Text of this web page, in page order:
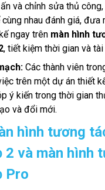
và chỉnh sửa thủ
nhau đánh giá, đưa
ngay trên màn hình
, tiết kiệm thời gian và tài
Các thành viên
trên một dự án thiết
ý kiến trong thời gian
và đổi mới.
hình tương
2 và màn hình
Pro